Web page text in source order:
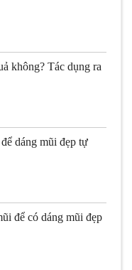
không? Tác dụng ra
dáng mũi đẹp tự
để có dáng mũi đẹp